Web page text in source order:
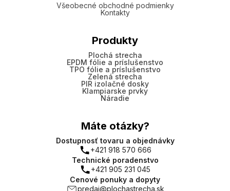
Všeobecné obchodné podmienky
Kontakty
Produkty
Plochá strecha
EPDM fólie a príslušenstvo
TPO fólie a príslušenstvo
Zelená strecha
PIR izolačné dosky
Klampiarske prvky
Náradie
Máte otázky?
Dostupnosť tovaru a objednávky
+421 918 570 666
Technické poradenstvo
+421 905 231 045
Cenové ponuky a dopyty
predaj@plochastrecha.sk